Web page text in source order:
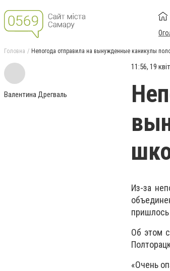
Головна Непогода отправила на вынужденные каникулы
Валентина Дрегваль
11:56, 19
Из-за
пришлось
Об этом
«Очень